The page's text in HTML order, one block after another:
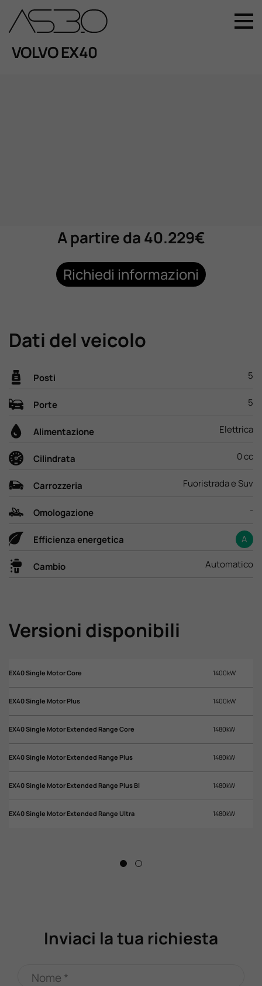
+39 049 899 4411
Home
Novità Sui Nostri Veicoli
Lavora Con Noi
VOLVO EX40
A partire da 40.229€
Richiedi informazioni
Dati del veicolo
Posti 5
Porte 5
Alimentazione Elettrica
Cilindrata 0 cc
Carrozzeria Fuoristrada e Suv
Omologazione -
Efficienza energetica A
Cambio Automatico
Versioni disponibili
EX40 Single Motor Core 1400kW
EX40 Single Motor Plus 1400kW
EX40 Single Motor Extended Range Core 1480kW
EX40 Single Motor Extended Range Plus 1480kW
EX40 Single Motor Extended Range Plus Bl 1480kW
EX40 Single Motor Extended Range Ultra 1480kW
Inviaci la tua richiesta
Nome *